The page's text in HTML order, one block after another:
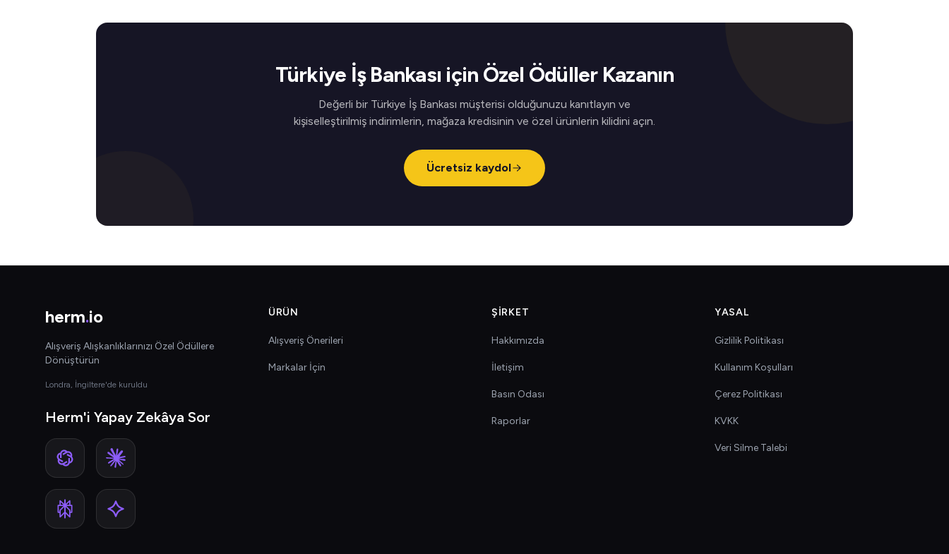
Türkiye İş Bankası için Özel Ödüller Kazanın
Değerli bir Türkiye İş Bankası müşterisi olduğunuzu kanıtlayın ve
kişiselleştirilmiş indirimlerin, mağaza kredisinin ve özel ürünlerin kilidini açın.
Ücretsiz kaydol
herm.io
Alışveriş Alışkanlıklarınızı Özel Ödüllere
Dönüştürün
Londra, İngiltere'de kuruldu
Herm'i Yapay Zekâya Sor
ÜRÜN
Alışveriş Önerileri
Markalar İçin
ŞIRKET
Hakkımızda
İletişim
Basın Odası
Raporlar
YASAL
Gizlilik Politikası
Kullanım Koşulları
Çerez Politikası
KVKK
Veri Silme Talebi